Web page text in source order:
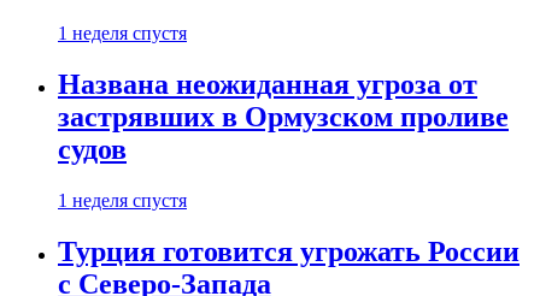
1 неделя спустя
Названа неожиданная угроза от
застрявших в Ормузском проливе
судов
1 неделя спустя
Турция готовится угрожать России
с Северо-Запада